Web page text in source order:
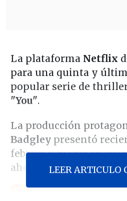
La plataforma Netflix
para una quinta y
popular serie de
"You".
La producción
Badgleypresentó
febrero y marzo su
ahora va por el ciclo
LEER ARTICULO